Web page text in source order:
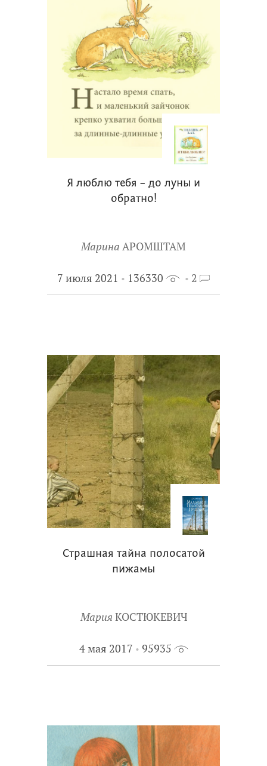
Я люблю тебя – до луны и
обратно!
Марина АРОМШТАМ
7 июля 2021 136330 2
Страшная тайна полосатой
пижамы
Мария КОСТЮКЕВИЧ
4 мая 2017 95935